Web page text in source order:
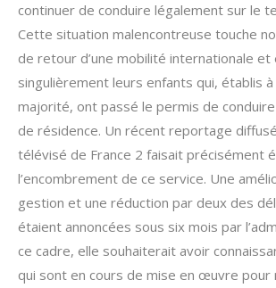
continuer de conduire légalement sur le
Cette situation malencontreuse touche
de retour d’une mobilité internationale et
singulièrement leurs enfants qui, établis à
majorité, ont passé le permis de
de résidence. Un récent reportage
télévisé de France 2 faisait précisément
l’encombrement de ce service. Une
gestion et une réduction par deux des
étaient annoncées sous six mois par
ce cadre, elle souhaiterait avoir
qui sont en cours de mise en œuvre pour